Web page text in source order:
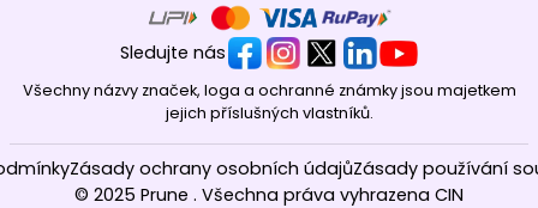
Sledujte nás
Všechny názvy značek, loga a ochranné známky jsou majetkem
jejich příslušných vlastníků.
© 2025 Prune . Všechna práva vyhrazena CIN
Zásady ochrany osobních údajůZásady používání